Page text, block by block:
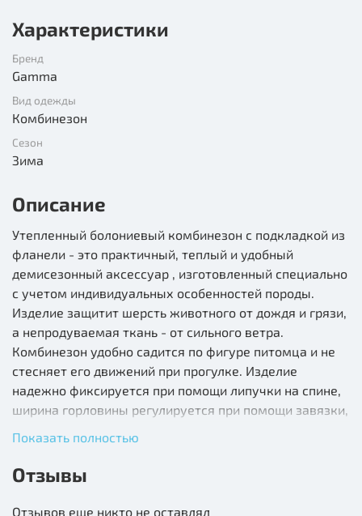
Характеристики
Бренд
Gamma
Вид одежды
Комбинезон
Сезон
Зима
Описание
Утепленный болониевый комбинезон с подкладкой из
фланели - это практичный, теплый и удобный
демисезонный аксессуар , изготовленный специально
с учетом индивидуальных особенностей породы.
Изделие защитит шерсть животного от дождя и грязи,
а непродуваемая ткань - от сильного ветра.
Комбинезон удобно садится по фигуре питомца и не
стесняет его движений при прогулке. Изделие
надежно фиксируется при помощи липучки на спине,
ширина горловины регулируется при помощи завязки,
препятствующие попаданию грязи и влаги снизу.
Размеры изделия: 220х190х130мм. Цвет: в
ассортименте.
Показать полностью
Отзывы
Отзывов еще никто не оставлял